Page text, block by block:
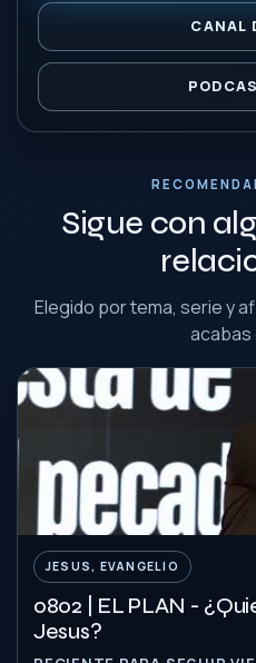
CANAL
Sigue con
Elegido por tema, serie y
acabas
JESUS, EVANGELIO
0802 | EL PLAN -
Jesus?